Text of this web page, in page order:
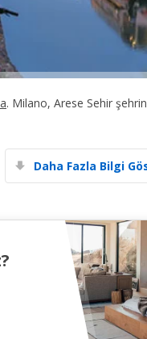
. Milano, Arese Sehir
Daha Fazla Bilgi